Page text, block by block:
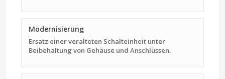
Modernisierung
Ersatz einer veralteten Schalteinheit unter
Beibehaltung von Gehäuse und Anschlüssen.